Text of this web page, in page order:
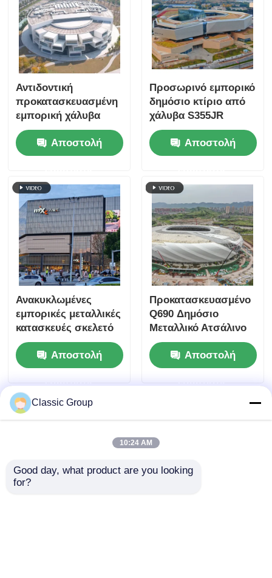
Αντιδοντική
προκατασκευασμένη
εμπορική χάλυβα
κτίρια δομή αίθουσα
εκθέσεωνΑποστολή
Προσωρινό εμπορικό
δημόσιο κτίριο από
χάλυβα S355JR
Αποστολή
Ανακυκλωμένες
εμπορικές μεταλλικές
κατασκευές σκελετό
από χάλυβα
Εμπορικό κέντρο
OEM
Αποστολή
ερώτησης
Προκατασκευασμένο
Q690 Δημόσιο
Μεταλλικό Ατσάλινο
Κτίριο Σταδίου
ΒιτρίναςΑποστολή
ερώτησης
Classic Group
10:24 AM
Good day, what product are you looking
for?